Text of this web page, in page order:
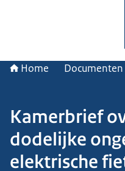
Home Documenten
Kamerbrief
dodelijke
elektrische